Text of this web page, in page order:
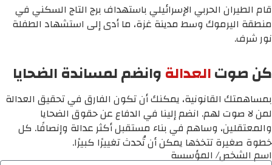
قام الطيران الحربي الإسرائيلي باستهداف برج التاج السكني في
منطقة اليرموك وسط مدينة غزة، ما أدى إلى استشهاد الطفلة
نور شرف.
كن صوتالعدالةوانضم لمساندة الضحايا
بمساهمتك القانونية، يمكنك أن تكون الفارق في تحقيق العدالة
لمن لا صوت لهم. انضم إلينا في الدفاع عن حقوق الضحايا
والمعتقلين، وساهم في بناء مستقبل أكثر عدالة وإنصافًا. كل
خطوة صغيرة تتخذها يمكن أن تُحدث تغييرًا كبيرًا.
اسم الشخص/ المؤسسة